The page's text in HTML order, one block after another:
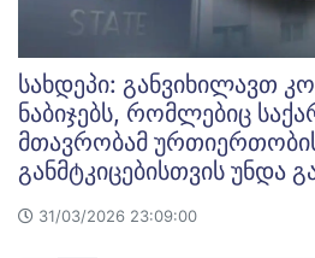
სახდეპი: განვიხილავთ
ნაბიჯებს, რომლებიც
მთავრობამ
განმტკიცებისთვის უნდა
31/03/2026 23:09:00